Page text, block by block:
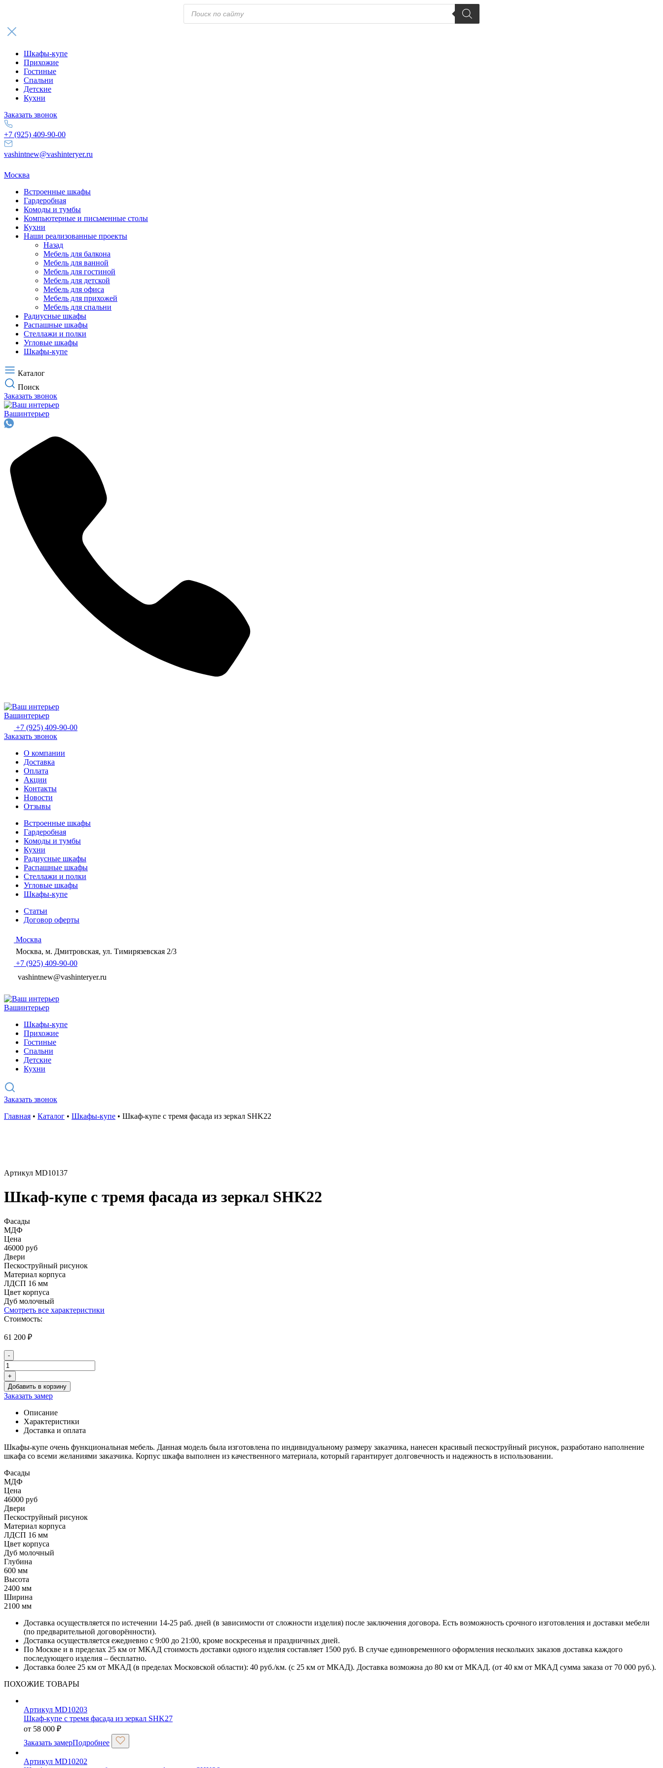
Поиск
товаров
Шкафы-купе
Прихожие
Гостиные
Спальни
Детские
Кухни
Заказать звонок
+7 (925) 409-90-00
vashintnew@vashinteryer.ru
Москва
Встроенные шкафы
Гардеробная
Комоды и тумбы
Компьютерные и письменные столы
Кухни
Наши реализованные проекты
Назад
Мебель для балкона
Мебель для ванной
Мебель для гостиной
Мебель для детской
Мебель для офиса
Мебель для прихожей
Мебель для спальни
Радиусные шкафы
Распашные шкафы
Стеллажи и полки
Угловые шкафы
Шкафы-купе
Каталог
Поиск
Заказать звонок
Вашинтерьер
Вашинтерьер
+7 (925) 409-90-00
Заказать звонок
О компании
Доставка
Оплата
Акции
Контакты
Новости
Отзывы
Встроенные шкафы
Гардеробная
Комоды и тумбы
Кухни
Радиусные шкафы
Распашные шкафы
Стеллажи и полки
Угловые шкафы
Шкафы-купе
Статьи
Договор оферты
Москва
Москва, м. Дмитровская, ул. Тимирязевская 2/3
+7 (925) 409-90-00
vashintnew@vashinteryer.ru
Вашинтерьер
Шкафы-купе
Прихожие
Гостиные
Спальни
Детские
Кухни
Заказать звонок
Главная • Каталог • Шкафы-купе • Шкаф-купе с тремя фасада из зеркал SHK22
Артикул MD10137
Шкаф-купе с тремя фасада из зеркал SHK22
Фасады
МДФ
Цена
46000 руб
Двери
Пескоструйный рисунок
Материал корпуса
ЛДСП 16 мм
Цвет корпуса
Дуб молочный
Смотреть все характеристики
Стоимость:
61 200 ₽
-
Количество
товара
Шкаф-
купе
с
фасада
зеркал
SHK22
+
Добавить в корзину
Заказать замер
Описание
Характеристики
Доставка и оплата
Шкафы-купе очень функциональная мебель. Данная модель была изготовлена по индивидуальному размеру заказчика, нанесен красивый пескоструйный рисунок, разработано наполнение
шкафа со всеми желаниями заказчика. Корпус шкафа выполнен из качественного материала, который гарантирует долговечность и надежность в использовании.
Фасады
МДФ
Цена
46000 руб
Двери
Пескоструйный рисунок
Материал корпуса
ЛДСП 16 мм
Цвет корпуса
Дуб молочный
Глубина
600 мм
Высота
2400 мм
Ширина
2100 мм
Доставка осуществляется по истечении 14-25 раб. дней (в зависимости от сложности изделия) после заключения договора. Есть возможность срочного изготовления и доставки мебели
(по предварительной договорённости).
Доставка осуществляется ежедневно с 9:00 до 21:00, кроме воскресенья и праздничных дней.
По Москве и в пределах 25 км от МКАД стоимость доставки одного изделия составляет 1500 руб. В случае единовременного оформления нескольких заказов доставка каждого
последующего изделия – бесплатно.
Доставка более 25 км от МКАД (в пределах Московской области): 40 руб./км. (с 25 км от МКАД). Доставка возможна до 80 км от МКАД. (от 40 км от МКАД сумма заказа от 70 000 руб.).
ПОХОЖИЕ ТОВАРЫ
Артикул MD10203
Шкаф-купе с тремя фасада из зеркал SHK27
от 58 000 ₽
Заказать замерПодробнее
Артикул MD10202